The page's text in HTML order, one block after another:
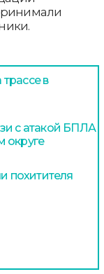
в
с атакой БПЛА
округе
похитителя